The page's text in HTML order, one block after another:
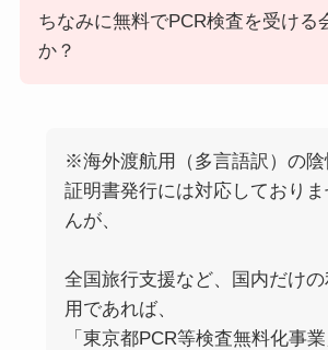
ちなみに無料でPCR検査を受ける
か？
※海外渡航用（多言語訳）の陰
証明書発行には対応しており
んが、
全国旅行支援など、国内だけの
用であれば、
「東京都PCR等検査無料化事業